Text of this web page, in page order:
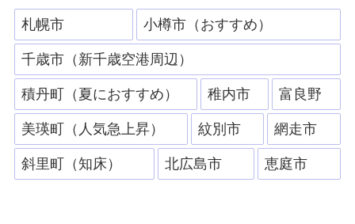
札幌市 小樽市（おすすめ）
千歳市（新千歳空港周辺）
積丹町（夏におすすめ） 稚内市 富良野
美瑛町（人気急上昇） 紋別市 網走市
斜里町（知床） 北広島市 恵庭市